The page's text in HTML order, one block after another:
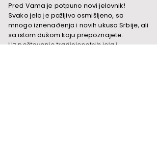
Pred Vama je potpuno novi jelovnik!
Svako jelo je pažljivo osmišljeno, sa
mnogo iznenaðenja i novih ukusa Srbije, ali
sa istom dušom koju prepoznajete.
Uz poštovanje tradicionalnih jela i